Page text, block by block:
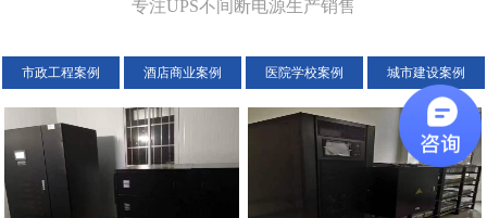
专注UPS不间断电源生产销售
市政工程案例 酒店商业案例 医院学校案例 城市建设案例